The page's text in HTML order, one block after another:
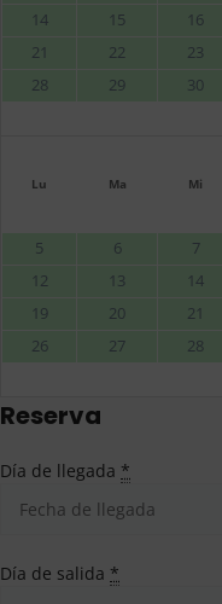
14
15 16
21
22 23
28
29 30
Lu Ma Mi
5
6 7
12
13 14
19
20 21
26
27 28
Reserva
Día de llegada *
Día de salida *